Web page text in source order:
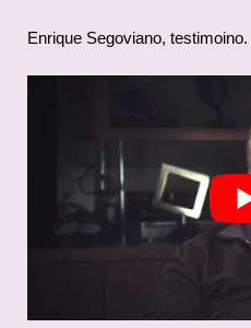
Enrique Segoviano,